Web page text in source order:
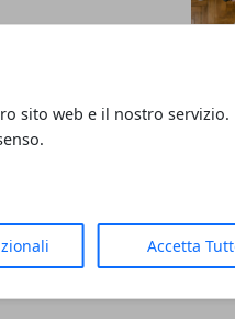
sito web e il nostro servizio.
Accetta